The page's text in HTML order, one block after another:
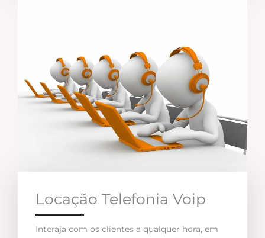
Locação Telefonia Voip
Interaja com os clientes a qualquer hora, em